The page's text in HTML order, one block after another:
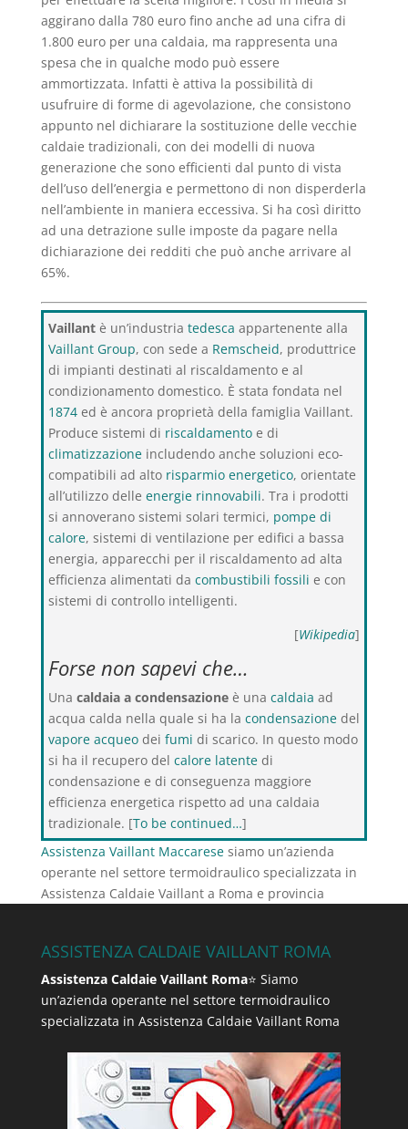
aggirano dalla 780 euro fino anche ad una cifra di
1.800 euro per una caldaia, ma rappresenta una
spesa che in qualche modo può essere
ammortizzata. Infatti è attiva la possibilità di
usufruire di forme di agevolazione, che consistono
appunto nel dichiarare la sostituzione delle vecchie
caldaie tradizionali, con dei modelli di nuova
generazione che sono efficienti dal punto di vista
dell’uso dell’energia e permettono di non disperderla
nell’ambiente in maniera eccessiva. Si ha così diritto
ad una detrazione sulle imposte da pagare nella
dichiarazione dei redditi che può anche arrivare al
65%.
Vaillantè un’industria tedesca appartenente alla
Vaillant Group, con sede a Remscheid, produttrice
di impianti destinati al riscaldamento e al
condizionamento domestico. È stata fondata nel
1874ed è ancora proprietà della famiglia Vaillant.
Produce sistemi di riscaldamentoe di
climatizzazioneincludendo anche soluzioni eco-
compatibili ad alto risparmio energetico, orientate
all’utilizzo delle energie rinnovabili. Tra i prodotti
si annoverano sistemi solari termici, pompe di
calore, sistemi di ventilazione per edifici a bassa
energia, apparecchi per il riscaldamento ad alta
efficienza alimentati da combustibili fossili e con
sistemi di controllo intelligenti.
[Wikipedia]
Forse non sapevi che…
Una caldaia a condensazioneè una caldaia ad
acqua calda nella quale si ha la condensazionedel
vapore acqueodei fumi di scarico. In questo modo
si ha il recupero del calore latentedi
condensazione e di conseguenza maggiore
efficienza energetica rispetto ad una caldaia
tradizionale. [To be continued…]
Assistenza Vaillant Maccaresesiamo un’azienda
operante nel settore termoidraulico specializzata in
Assistenza Caldaie Vaillant a Roma e provincia
ASSISTENZA CALDAIE VAILLANT ROMA
Assistenza Caldaie Vaillant Roma⭐ Siamo
un’azienda operante nel settore termoidraulico
specializzata in Assistenza Caldaie Vaillant Roma